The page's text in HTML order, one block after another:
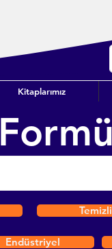
Kitaplarımız
Endüstriyel